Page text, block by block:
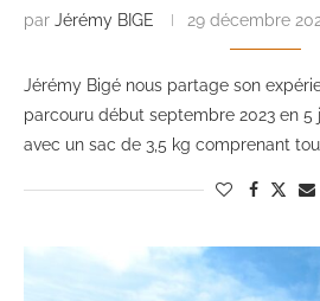
par Jérémy BIGE 29 décembre
Jérémy Bigé nous partage son
parcouru début septembre 2023 en 5
avec un sac de 3,5 kg comprenant